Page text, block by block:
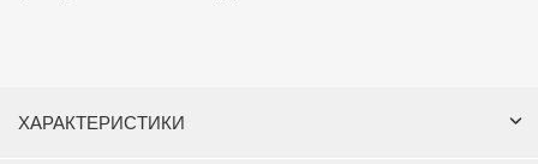
ХАРАКТЕРИСТИКИ